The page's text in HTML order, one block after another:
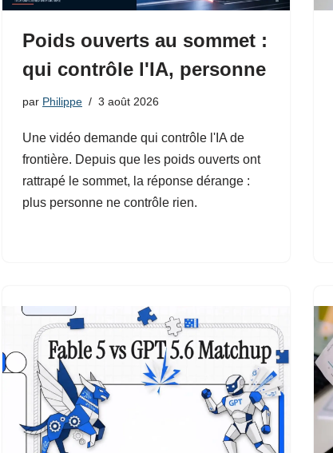
Poids ouverts au sommet :
qui contrôle l'IA, personne
par Philippe 3 août 2026
Une vidéo demande qui contrôle l'IA de
frontière. Depuis que les poids ouverts ont
rattrapé le sommet, la réponse dérange :
plus personne ne contrôle rien.